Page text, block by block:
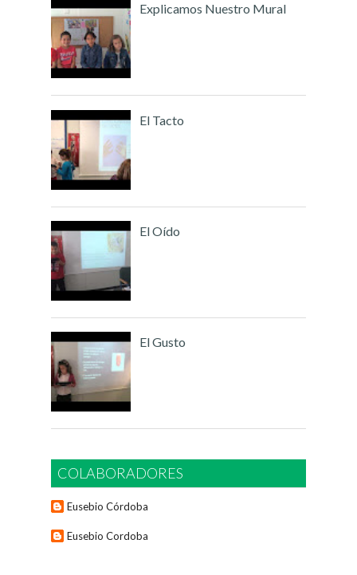
Explicamos Nuestro Mural
El Tacto
El Oído
El Gusto
COLABORADORES
Eusebio Córdoba
Eusebio Cordoba